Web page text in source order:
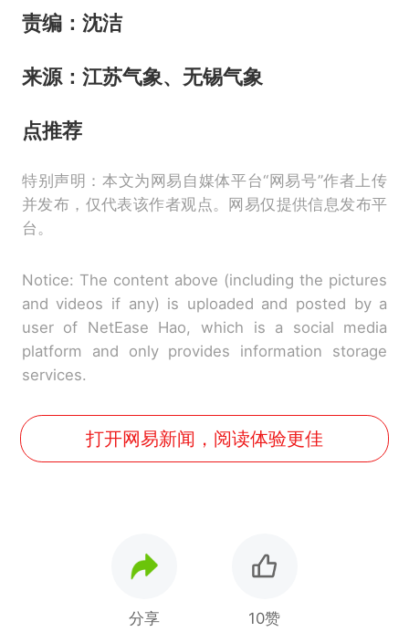
责编：沈洁
来源：江苏气象、无锡气象
点推荐
特别声明：本文为网易自媒体平台“网易号”作者上传
并发布，仅代表该作者观点。网易仅提供信息发布平
台。
Notice: The content above (including the pictures
and videos if any) is uploaded and posted by a
user of NetEase Hao, which is a social media
platform and only provides information storage
services.
打开网易新闻，阅读体验更佳
分享 10赞